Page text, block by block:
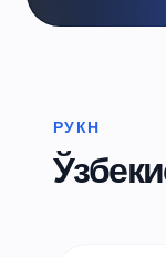
РУКН